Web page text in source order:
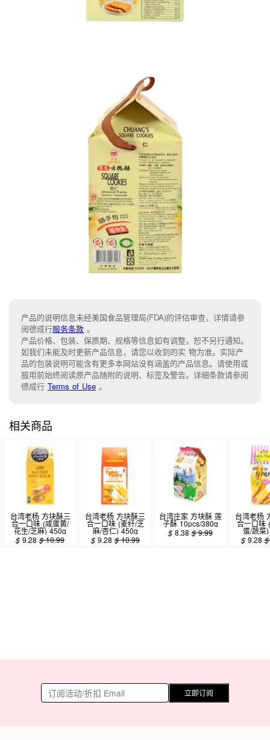
产品的说明信息未经美国食品管理局(FDA)的评估审查，详情请参
阅德成行服务条款 。
产品价格、包装、保质期、规格等信息如有调整，恕不另行通知。
如我们未能及时更新产品信息，请您以收到的实 物为准。实际产
品的包装说明可能含有更多本网站没有涵盖的产品信息。请使用或
服用前始终阅读原产品随附的说明、标签及警告。详细条款请参阅
德成行 Terms of Use 。
相关商品
台湾老杨 方块酥三
合一口味 (咸蛋黄/
花生/芝麻) 450g
$9.28 $10.99
台湾老杨 方块酥三
合一口味 (麦纤/芝
麻/杏仁) 450g
$ 9.28 $10.99
台湾庄家 方块酥 莲
子酥 10pcs/380g
$ 8.38 $9.99
台湾老杨
合一口味
蛋/蔬菜
$ 9.28
立即订阅